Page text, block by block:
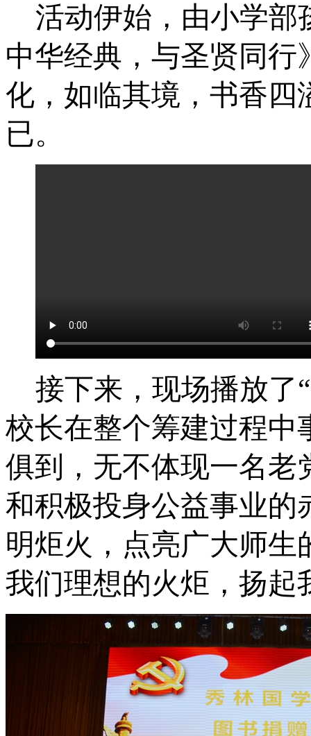
活动伊始，由小学部
中华经典，与圣贤同行
化，如临其境，书香四
已。
接下来，现场播放了
校长在整个筹建过程中
俱到，无不体现一名老
和积极投身公益事业的
明炬火，点亮广大师生
我们理想的火炬，扬起